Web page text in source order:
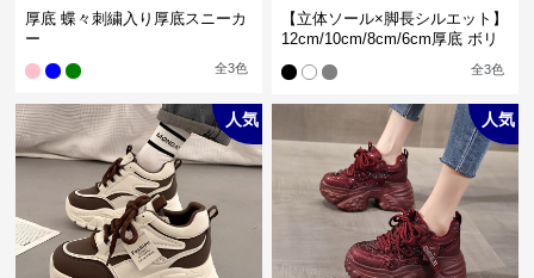
厚底 蝶々刺繍入り厚底スニーカ
ー
全3色
【立体ソール×脚長シルエット】
12cm/10cm/8cm/6cm厚底 ボリ
ュームソール立体設計ハイカッ
トスニーカー｜スニーカー・ハ
イカット
全3色
人気 人気